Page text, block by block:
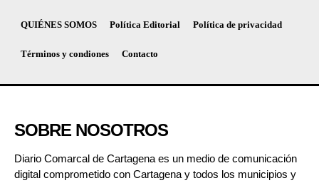
QUIÉNES SOMOS Política Editorial Política de privacidad
Términos y condiones Contacto
SOBRE NOSOTROS
Diario Comarcal de Cartagena es un medio de comunicación
digital comprometido con Cartagena y todos los municipios y